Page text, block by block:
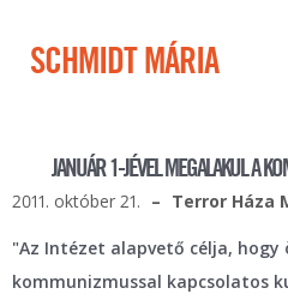
SCHMIDT MÁRIA
JANUÁR 1-JÉVEL MEGALAKUL A
2011. október 21. Terror Háza
"Az Intézet alapvető célja, hogy
kommunizmussal kapcsolatos